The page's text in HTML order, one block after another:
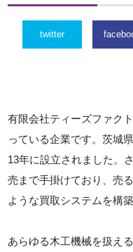
twitter
有限会社ティーズファク
っている企業です。茨城
13年に設立されました。
売まで手掛けており、売
ような買取システムを構
あらゆる木工機械を扱え